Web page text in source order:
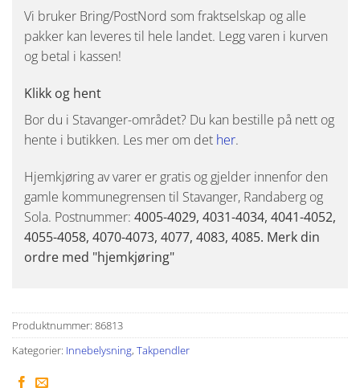
Vi bruker Bring/PostNord som fraktselskap og alle
pakker kan leveres til hele landet. Legg varen i kurven
og betal i kassen!
Klikk og hent
Bor du i Stavanger-området? Du kan bestille på nett og
hente i butikken. Les mer om det her.
Hjemkjøring av varer er gratis og gjelder innenfor den
gamle kommunegrensen til Stavanger, Randaberg og
Sola. Postnummer: 4005-4029, 4031-4034, 4041-4052,
4055-4058, 4070-4073, 4077, 4083, 4085. Merk din
ordre med "hjemkjøring"
Produktnummer: 86813
Kategorier: Innebelysning, Takpendler